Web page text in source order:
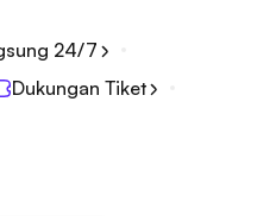
24/7
Dukungan Tiket